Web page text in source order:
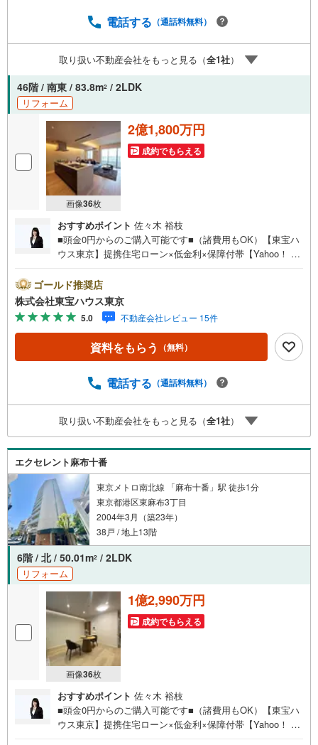
電話する （通話料無料）
取り扱い不動産会社をもっと見る（全1社）
46階 / 南東 / 83.8m2 / 2LDK
リフォーム
画像36枚
2億1,800万円
成約でもらえる
おすすめポイント 佐々木 裕枝
■頭金0円からのご購入可能です■（諸費用もOK）【東宝ハ
ウス東京】提携住宅ローン×低金利×保障付帯【Yahoo！ 不
ayボーナスライトがもらえる「Yahoo！ 不動産 物件ご成約
キャンペーン」の対象になります。「資料をもらう」「見
学予約をする」ボタンからお問い合わせください。※必ずY
ahoo！ JAPAN IDでログインしてください。※PayPayボー
ナスライトは出金と譲渡はできません。ご案内・詳細な資
料のご請求はお気軽にどうぞ♪お電話でのお問い合わせも
ゴールド推奨店
株式会社東宝ハウス東京
5.0 不動産会社レビュー 15件
資料をもらう （無料）
電話する （通話料無料）
取り扱い不動産会社をもっと見る（全1社）
エクセレント麻布十番
東京メトロ南北線 「麻布十番」駅 徒歩1分
東京都港区東麻布3丁目
2004年3月（築23年）
38戸 / 地上13階
6階 / 北 / 50.01m2 / 2LDK
リフォーム
画像36枚
1億2,990万円
成約でもらえる
おすすめポイント 佐々木 裕枝
■頭金0円からのご購入可能です■（諸費用もOK）【東宝ハ
ウス東京】提携住宅ローン×低金利×保障付帯【Yahoo！ 不